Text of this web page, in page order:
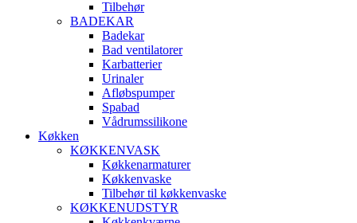
Tilbehør
BADEKAR
Badekar
Bad ventilatorer
Karbatterier
Urinaler
Afløbspumper
Spabad
Vådrumssilikone
Køkken
KØKKENVASK
Køkkenarmaturer
Køkkenvaske
Tilbehør til køkkenvaske
KØKKENUDSTYR